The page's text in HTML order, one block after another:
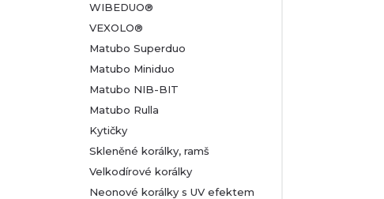
WIBEDUO®
VEXOLO®
Matubo Superduo
Matubo Miniduo
Matubo NIB-BIT
Matubo Rulla
Kytičky
Skleněné korálky, ramš
Velkodírové korálky
Neonové korálky s UV efektem